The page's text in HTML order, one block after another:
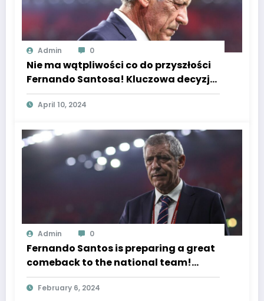
Admin 0
Nie ma wątpliwości co do przyszłości
Fernando Santosa! Kluczowa decyzja
w sprawie Portugalczyka
April 10, 2024
Admin 0
Fernando Santos is preparing a great
comeback to the national team!
Astonishing news about the former
coach of the Polish national team
February 6, 2024